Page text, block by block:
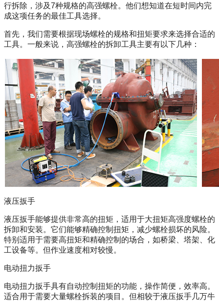
行拆除，涉及7种规格的高强螺栓。他们想知道在短时间内完
成这项任务的最佳工具选择。
首先，我们需要根据现场螺栓的规格和扭矩要求来选择合适的
工具。一般来说，高强螺栓的拆卸工具主要有以下几种：
液压扳手
液压扳手能够提供非常高的扭矩，适用于大扭矩高强度螺栓的
拆卸和安装。它们能够精确控制扭矩，减少螺栓损坏的风险。
特别适用于需要高扭矩和精确控制的场合，如桥梁、塔架、化
工设备等。但作业速度相对较慢。
电动扭力扳手
电动扭力扳手具有自动控制扭矩的功能，操作简便，效率高。
适合用于需要大量螺栓拆装的项目。但相较于液压扳手几万牛